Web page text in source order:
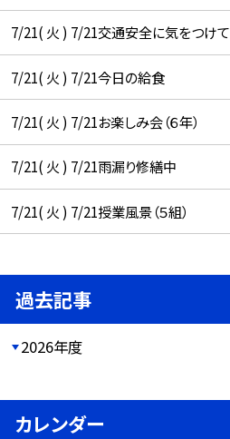
7/21( 火 ) 7/21交通安全に気をつけて
7/21( 火 ) 7/21今日の給食
7/21( 火 ) 7/21お楽しみ会（６年）
7/21( 火 ) 7/21雨漏り修繕中
7/21( 火 ) 7/21授業風景（５組）
過去記事
2026年度
カレンダー